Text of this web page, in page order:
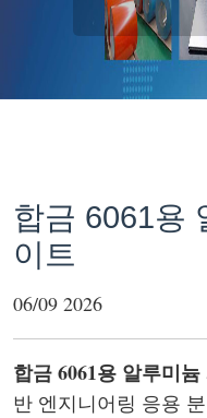
합금 6061용
이트
06/09 2026
합금 6061용 알루미
반 엔지니어링 응용